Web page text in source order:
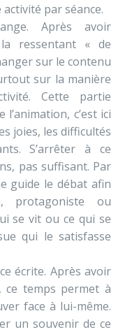
par séance.
Après avoir
ressentant « de
sur le contenu
sur la manière
Cette partie
l’animation, c’est ici
joies, les difficultés
S’arrêter à ce
pas suffisant. Par
guide le débat afin
protagoniste ou
se vit ou ce qui se
qui le satisfasse
écrite. Après avoir
ce temps permet à
face à lui-même.
un souvenir de ce